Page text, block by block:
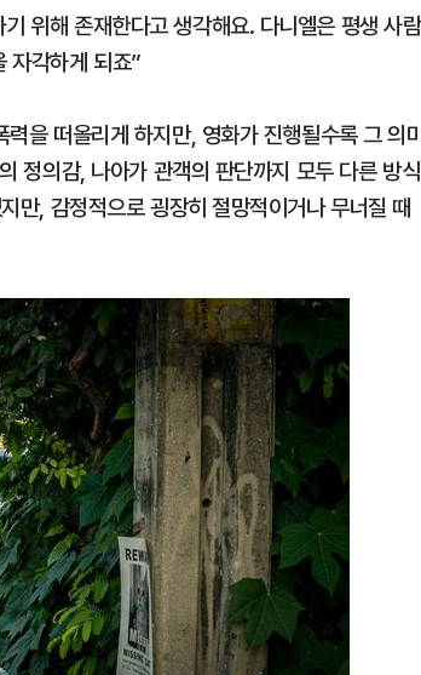
위해 존재한다고 생각해요. 다니엘은 평생 사람
자각하게 되죠”
력을 떠올리게 하지만, 영화가 진행될수록 그 의
정의감, 나아가 관객의 판단까지 모두 다른 방식
만, 감정적으로 굉장히 절망적이거나 무너질 때